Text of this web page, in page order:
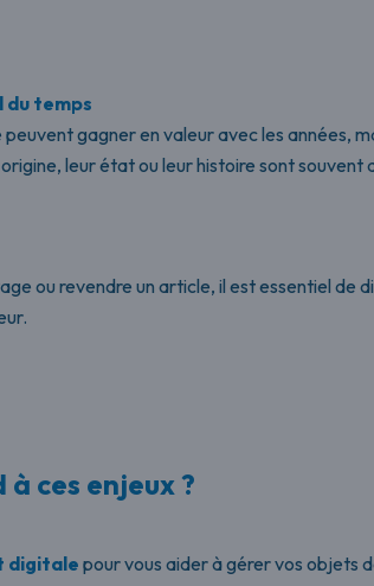
du temps
gagner en valeur avec les années,
leur état ou leur histoire sont
ou revendre un article, il est essentiel de
ces enjeux ?
digitale pour vous aider à gérer vos objets